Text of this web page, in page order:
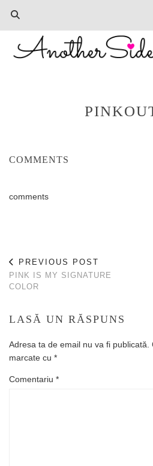
COMMENTS
comments
PREVIOUS POST
PINK IS MY SIGNATURE
COLOR
LASĂ UN RĂSPUNS
Adresa ta de email nu va fi publicată.
marcate cu *
Comentariu *